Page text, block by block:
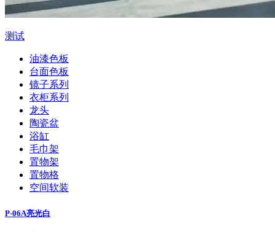
测试
油漆色板
台面色板
镜子系列
衣柜系列
龙头
陶瓷盆
浴缸
毛巾架
置物架
置物格
空间软装
P-06A亮光白